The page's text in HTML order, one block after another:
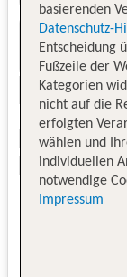
basierenden
Datenschutz-
Entscheidung
Fußzeile der
Kategorien
nicht auf die
erfolgten
wählen und
individuellen
notwendige
Impressum